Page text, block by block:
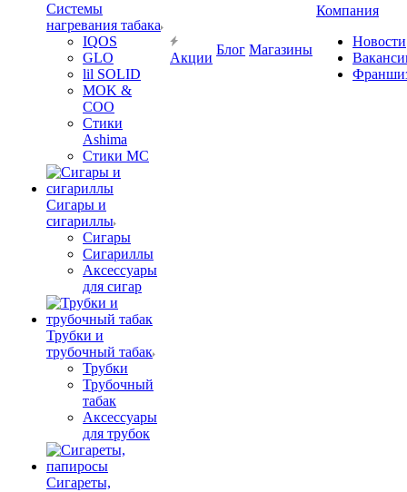
Системы
нагревания табака
IQOS
GLO
lil SOLID
MOK &
COO
Стики
Ashima
Стики MC
Сигары и
сигариллы
Сигары
Сигариллы
Аксессуары
для сигар
Трубки и
трубочный табак
Трубки
Трубочный
табак
Аксессуары
для трубок
Сигареты,
Акции
Блог Магазины
Компания
Новости